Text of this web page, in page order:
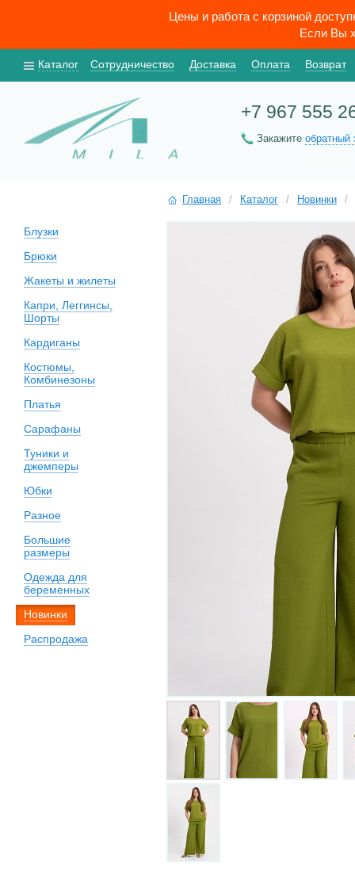
Цены и работа с корзиной
Если Вы
Каталог Сотрудничество Доставка Оплата Возврат
+7 967 555
Закажите обратный
Блузки
Брюки
Жакеты и жилеты
Капри, Леггинсы,
Шорты
Кардиганы
Костюмы,
Комбинезоны
Платья
Сарафаны
Туники и
джемперы
Юбки
Разное
Большие
размеры
Одежда для
беременных
Новинки
Распродажа
Главная / Каталог / Новинки /